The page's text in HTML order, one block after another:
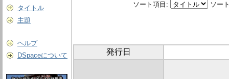
タイトル
主題
ヘルプ
DSpaceについて
ソート項目: ソー
発行日